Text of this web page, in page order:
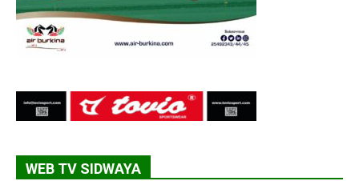
WEB TV SIDWAYA